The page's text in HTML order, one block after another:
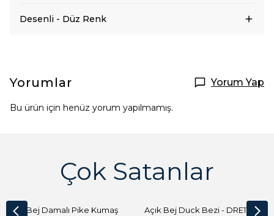
Desenli - Düz Renk
Yorumlar Yorum Yap
Bu ürün için henüz yorum yapılmamış.
Çok Satanlar
Açık Bej Damalı Pike Kumaş Açık Bej Duck Bezi - DRE1144 Kumaş Peçete